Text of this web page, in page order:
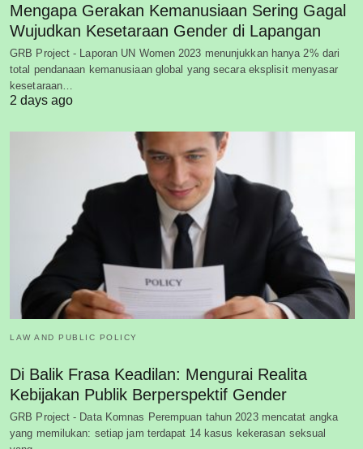
Mengapa Gerakan Kemanusiaan Sering Gagal
Wujudkan Kesetaraan Gender di Lapangan
GRB Project - Laporan UN Women 2023 menunjukkan hanya 2% dari
total pendanaan kemanusiaan global yang secara eksplisit menyasar
kesetaraan…
2 days ago
LAW AND PUBLIC POLICY
Di Balik Frasa Keadilan: Mengurai Realita
Kebijakan Publik Berperspektif Gender
GRB Project - Data Komnas Perempuan tahun 2023 mencatat angka
yang memilukan: setiap jam terdapat 14 kasus kekerasan seksual